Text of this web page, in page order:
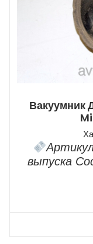
Вакуумник
выпуска